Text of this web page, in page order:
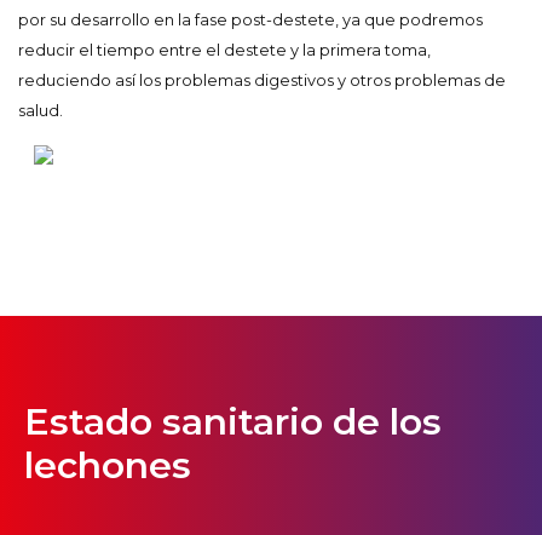
por su desarrollo en la fase post-destete, ya que podremos
reducir el tiempo entre el destete y la primera toma,
reduciendo así los problemas digestivos y otros problemas de
salud.
Estado sanitario de los
lechones